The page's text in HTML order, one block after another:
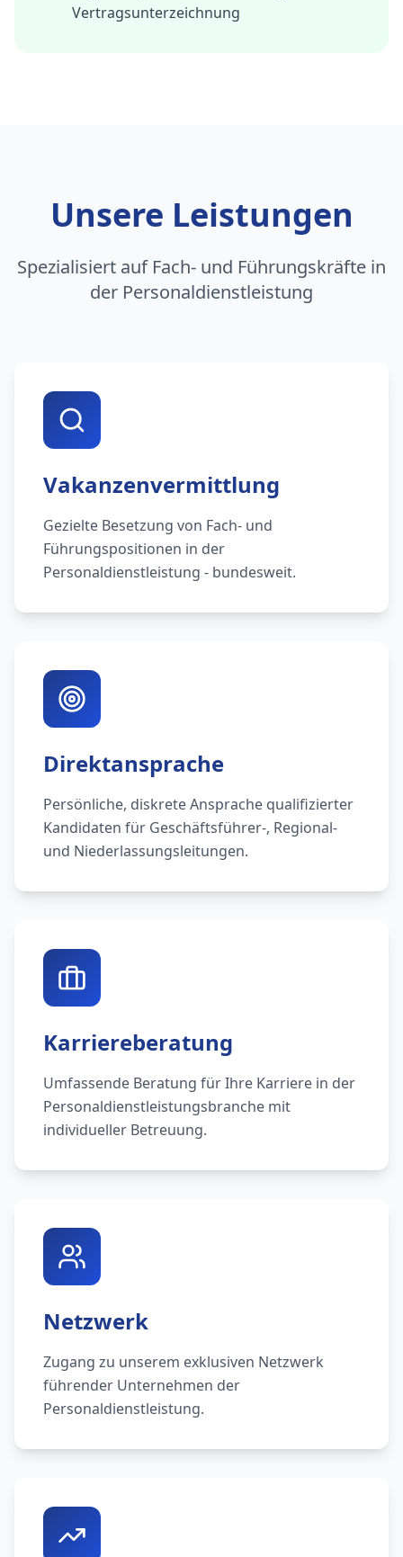
Vertragsunterzeichnung
Unsere Leistungen
Spezialisiert auf Fach- und Führungskräfte in
der Personaldienstleistung
Vakanzenvermittlung
Gezielte Besetzung von Fach- und
Führungspositionen in der
Personaldienstleistung - bundesweit.
Direktansprache
Persönliche, diskrete Ansprache qualifizierter
Kandidaten für Geschäftsführer-, Regional-
und Niederlassungsleitungen.
Karriereberatung
Umfassende Beratung für Ihre Karriere in der
Personaldienstleistungsbranche mit
individueller Betreuung.
Netzwerk
Zugang zu unserem exklusiven Netzwerk
führender Unternehmen der
Personaldienstleistung.